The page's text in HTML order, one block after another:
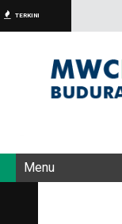
TERKINI
Menu